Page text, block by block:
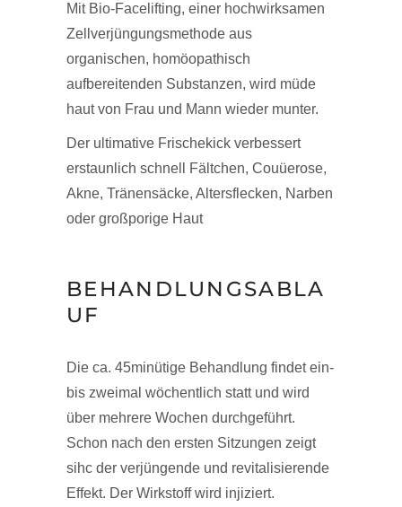
Mit Bio-Facelifting, einer hochwirksamen
Zellverjüngungsmethode aus
organischen, homöopathisch
aufbereitenden Substanzen, wird müde
haut von Frau und Mann wieder munter.
Der ultimative Frischekick verbessert
erstaunlich schnell Fältchen, Couüerose,
Akne, Tränensäcke, Altersflecken, Narben
oder großporige Haut
BEHANDLUNGSABLA
UF
Die ca. 45minütige Behandlung findet ein-
bis zweimal wöchentlich statt und wird
über mehrere Wochen durchgeführt.
Schon nach den ersten Sitzungen zeigt
sihc der verjüngende und revitalisierende
Effekt. Der Wirkstoff wird injiziert.